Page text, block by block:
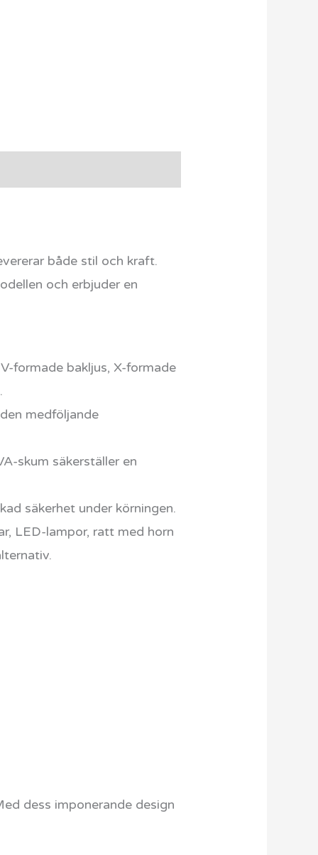
både stil och kraft.
och erbjuder en
formade bakljus, X-formade
medföljande
skum säkerställer en
säkerhet under körningen.
LED-lampor, ratt med horn
dess imponerande design